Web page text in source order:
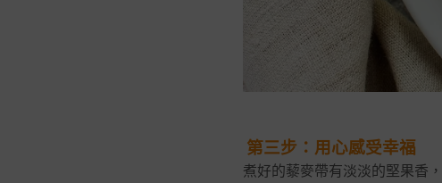
第三步：用心感受幸福
煮好的藜麥帶有淡淡的堅果香